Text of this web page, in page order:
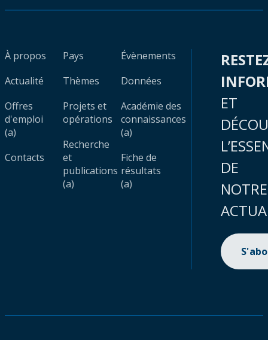
À propos
Actualité
Offres
d'emploi
(a)
Contacts
Pays
Thèmes
Projets et
opérations
Recherche
et
publications
(a)
Évènements
Données
Académie des
connaissances
(a)
Fiche de
résultats
(a)
ET
DE
NOTRE